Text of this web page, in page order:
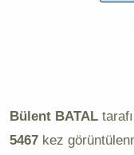
Bülent BATAL
5467 kez